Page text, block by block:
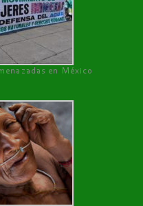
en México